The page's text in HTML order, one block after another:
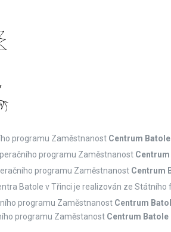
programu Zaměstnanost Centrum
programu Zaměstnanost
programu Zaměstnanost Centrum
Batole v Třinci je realizován ze Státního
programu Zaměstnanost Centrum
programu Zaměstanost Centrum Batole